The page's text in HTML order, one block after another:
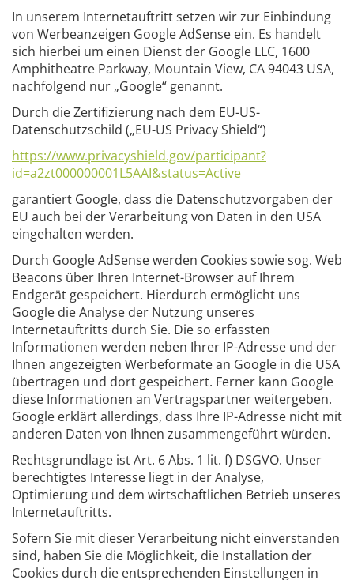
In unserem Internetauftritt setzen wir zur Einbindung
von Werbeanzeigen Google AdSense ein. Es handelt
sich hierbei um einen Dienst der Google LLC, 1600
Amphitheatre Parkway, Mountain View, CA 94043 USA,
nachfolgend nur „Google“ genannt.
Durch die Zertifizierung nach dem EU-US-
Datenschutzschild („EU-US Privacy Shield“)
https://www.privacyshield.gov/participant?
id=a2zt000000001L5AAI&status=Active
garantiert Google, dass die Datenschutzvorgaben der
EU auch bei der Verarbeitung von Daten in den USA
eingehalten werden.
Durch Google AdSense werden Cookies sowie sog. Web
Beacons über Ihren Internet-Browser auf Ihrem
Endgerät gespeichert. Hierdurch ermöglicht uns
Google die Analyse der Nutzung unseres
Internetauftritts durch Sie. Die so erfassten
Informationen werden neben Ihrer IP-Adresse und der
Ihnen angezeigten Werbeformate an Google in die USA
übertragen und dort gespeichert. Ferner kann Google
diese Informationen an Vertragspartner weitergeben.
Google erklärt allerdings, dass Ihre IP-Adresse nicht mit
anderen Daten von Ihnen zusammengeführt würden.
Rechtsgrundlage ist Art. 6 Abs. 1 lit. f) DSGVO. Unser
berechtigtes Interesse liegt in der Analyse,
Optimierung und dem wirtschaftlichen Betrieb unseres
Internetauftritts.
Sofern Sie mit dieser Verarbeitung nicht einverstanden
sind, haben Sie die Möglichkeit, die Installation der
Cookies durch die entsprechenden Einstellungen in